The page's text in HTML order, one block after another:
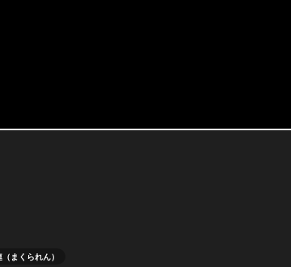
（まくられん）